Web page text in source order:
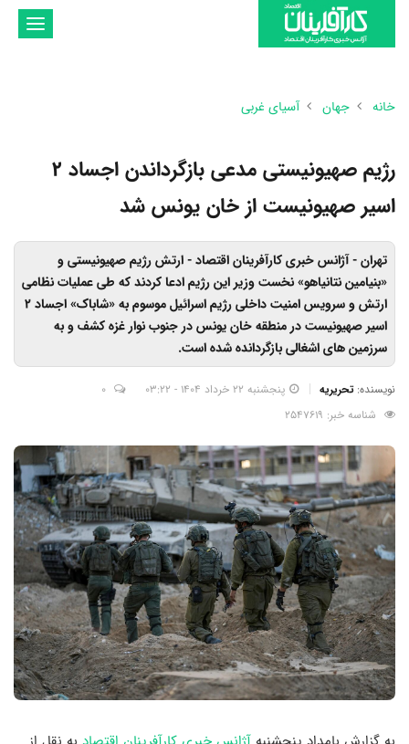
تغییر
خانه
جهان آسیای غربی
رژیم صهیونیستی مدعی بازگرداندن اجساد ۲
اسیر صهیونیست از خان یونس شد
تهران - آژانس خبری کارآفرینان اقتصاد - ارتش رژیم صهیونیستی و
«بنیامین نتانیاهو» نخست وزیر این رژیم ادعا کردند که طی عملیات نظامی
ارتش و سرویس امنیت داخلی رژیم اسرائیل موسوم به «شاباک» اجساد ۲
اسیر صهیونیست در منطقه خان یونس در جنوب نوار غزه کشف و به
سرزمین های اشغالی بازگردانده شده است.
نویسنده: تحریریه پنجشنبه 22 خرداد 1404 - 03:22
0
شناسه خبر: 2547619